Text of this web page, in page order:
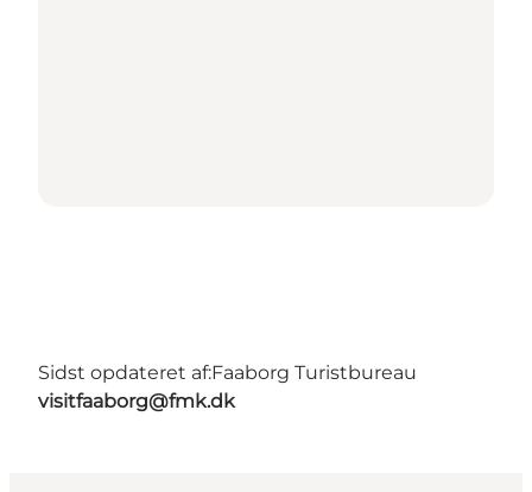
Sidst opdateret af:Faaborg Turistbureau
visitfaaborg@fmk.dk